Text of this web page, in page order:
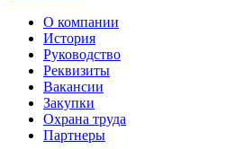
О компании
История
Руководство
Реквизиты
Вакансии
Закупки
Охрана труда
Партнеры